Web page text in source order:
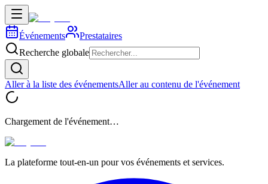
Événements
Prestataires
Recherche globale
Aller à la liste des événementsAller au contenu de l'événement
Chargement de l'événement…
La plateforme tout-en-un pour vos événements et services.